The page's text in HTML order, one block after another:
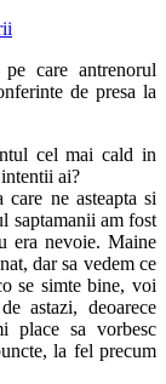
care antrenorul
de presa la
cel mai cald in
ai?
care ne asteapta si
saptamanii am fost
era nevoie. Maine
dar sa vedem ce
se simte bine, voi
astazi, deoarece
place sa vorbesc
la fel precum